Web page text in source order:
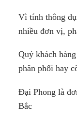
Vì tính thông
nhiều đơn vị,
Quý khách
phân phối hay
Đại Phong là
Bắc